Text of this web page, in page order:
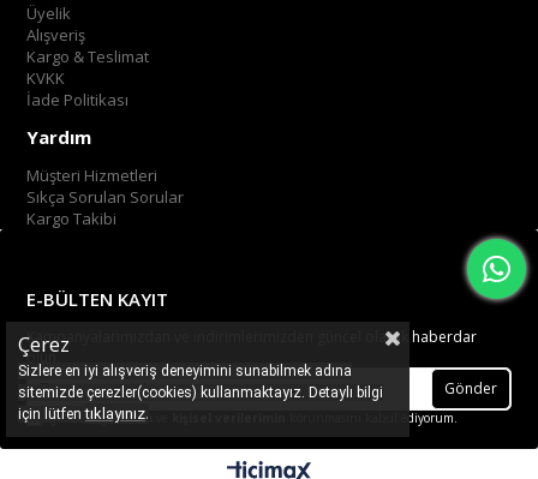
Üyelik
Alışveriş
Kargo & Teslimat
KVKK
İade Politikası
Yardım
Müşteri Hizmetleri
Sıkça Sorulan Sorular
Kargo Takibi
E-BÜLTEN KAYIT
Kampanyalarımızdan ve indirimlerimizden güncel olarak haberdar
olun.
Gönder
Üyelik koşullarını korunmasını kabul ediyorum.
Çerez
Sizlere en iyi alışveriş deneyimini sunabilmek adına
sitemizde çerezler(cookies) kullanmaktayız. Detaylı bilgi
için lütfentıklayınız.